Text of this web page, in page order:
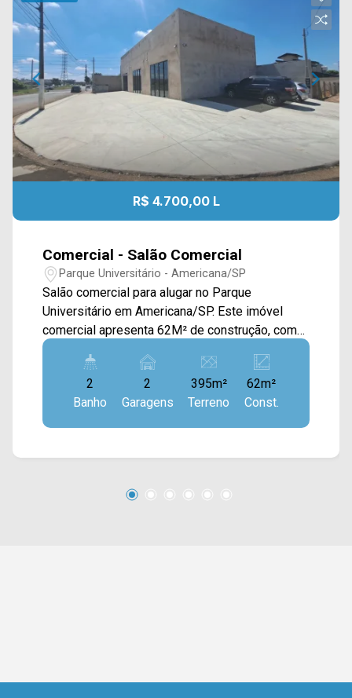
R$ 4.700,00 L
Comercial - Salão Comercial
Parque Universitário - Americana/SP
Salão comercial para alugar no Parque
Universitário em Americana/SP. Este imóvel
comercial apresenta 62M² de construção, com
estrutura sólida e versátil, ideal para empresas
que buscam amplitude e eficiência operacional.
O salão conta com pé-direito de 06 metros,
proporcionando excelente ventilação e
possibilidade de diferentes configurações de
organização interna e o fluxo de atividades,
segmentos comerciais e de serviços. 02
2
Banho
2
Garagens
395m²
Terreno
62m²
Const.